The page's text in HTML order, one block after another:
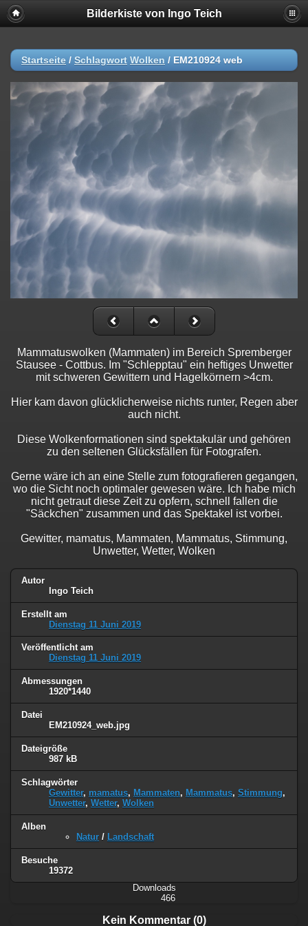
Bilderkiste von Ingo Teich
Startseite / Schlagwort Wolken / EM210924 web
Mammatuswolken (Mammaten) im Bereich Spremberger
Stausee - Cottbus. Im "Schlepptau" ein heftiges Unwetter
mit schweren Gewittern und Hagelkörnern >4cm.
Hier kam davon glücklicherweise nichts runter, Regen aber
auch nicht.
Diese Wolkenformationen sind spektakulär und gehören
zu den seltenen Glücksfällen für Fotografen.
Gerne wäre ich an eine Stelle zum fotografieren gegangen,
wo die Sicht noch optimaler gewesen wäre. Ich habe mich
nicht getraut diese Zeit zu opfern, schnell fallen die
"Säckchen" zusammen und das Spektakel ist vorbei.
Gewitter, mamatus, Mammaten, Mammatus, Stimmung,
Unwetter, Wetter, Wolken
Autor
Ingo Teich
Erstellt am
Dienstag 11 Juni 2019
Veröffentlicht am
Dienstag 11 Juni 2019
Abmessungen
1920*1440
Datei
EM210924_web.jpg
Dateigröße
987 kB
Schlagwörter
Gewitter, mamatus, Mammaten, Mammatus, Stimmung,
Unwetter, Wetter, Wolken
Alben
Natur / Landschaft
Besuche
19372
Downloads
466
Kein Kommentar (0)